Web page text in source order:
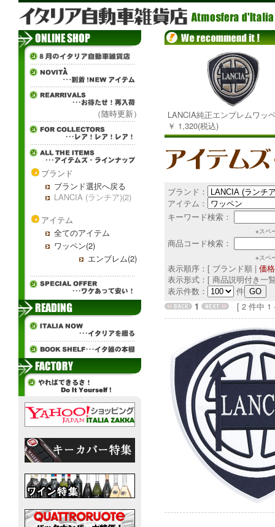
（随時更新）
ブランド
ブランド選択へ戻る
LANCIA (ランチア)(2)
アイテム
全てのアイテム
ワッペン(2)
エンブレム(2)
LANCIA純正エンブレムワッ
￥ 1,320(税込)
ブランド：
アイテム：
キーワード検索：
※スペ
商品コード検索：
※スペ
表示順序：[ ブランド順 | 価
表示形式：[ 商品説明付き一
表示件数：
件
1
[ 2 件中 1